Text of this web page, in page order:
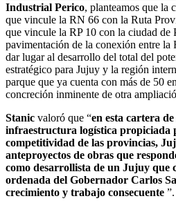
Industrial Perico, planteamos que la
que vincule la RN 66 con la Ruta
que vincule la RP 10 con la ciudad de
pavimentación de la conexión entre
dar lugar al desarrollo del total del
estratégico para Jujuy y la región
parque que ya cuenta con más de 50
concreción inminente de otra
Stanic valoró que “en esta cartera
infraestructura logística
competitividad de las provincias,
anteproyectos de obras que
como desarrollista de un Jujuy que
ordenada del Gobernador Carlos
crecimiento y trabajo consecuente ”.